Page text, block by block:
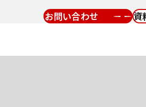
お問い合わせ 資